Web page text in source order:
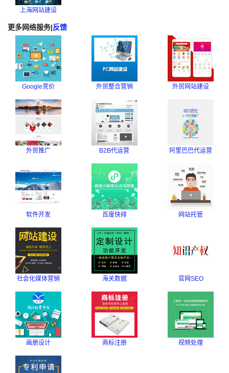
上海网站建设
更多网络服务|反馈
Google竞价 外贸整合营销 外贸网站建设
外贸推广 B2B代运营 阿里巴巴代运营
软件开发 百度快排 网站托管
社会化媒体营销 海关数据 官网SEO
画册设计 商标注册 视频处理